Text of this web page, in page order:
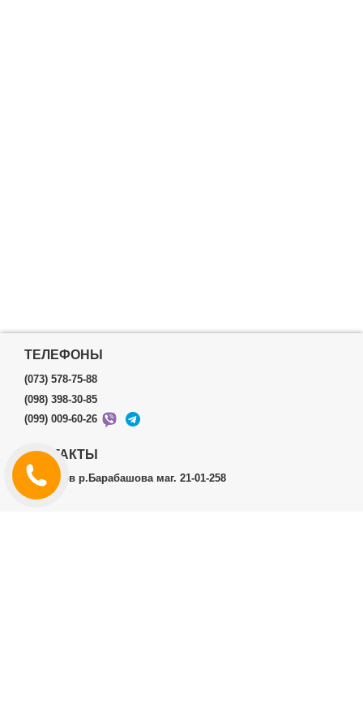
ТЕЛЕФОНЫ
(073) 578-75-88
(098) 398-30-85
(099) 009-60-26
КОНТАКТЫ
г.Харьков р.Барабашова маг. 21-01-258